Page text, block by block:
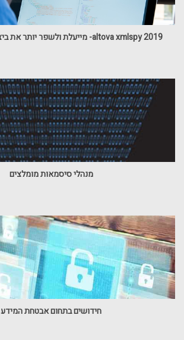
altova xmlspy 2019- מייעלת ולשפר יותר את ביצועי פיתוח התוכנה
מנהלי סיסמאות מומלצים
חידושים בתחום אבטחת המידע